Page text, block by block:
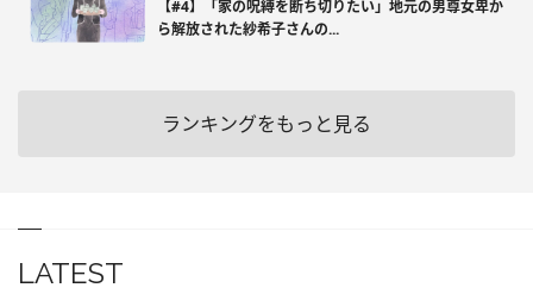
【#4】「家の呪縛を断ち切りたい」地元の男尊女卑か
ら解放された紗希子さんの...
ランキングをもっと見る
LATEST